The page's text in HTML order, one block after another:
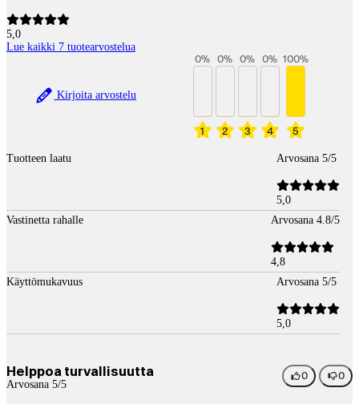
5,0
Lue kaikki 7 tuotearvostelua
Kirjoita arvostelu
1
0%
2
0%
3
0%
4
0%
5
100%
Tuotteen laatu Arvosana 5/5
5,0
Vastinetta rahalle
Arvosana 4.8/5
4,8
Käyttömukavuus
Arvosana 5/5
5,0
Helppoa turvallisuutta
Arvosana 5/5
0 0